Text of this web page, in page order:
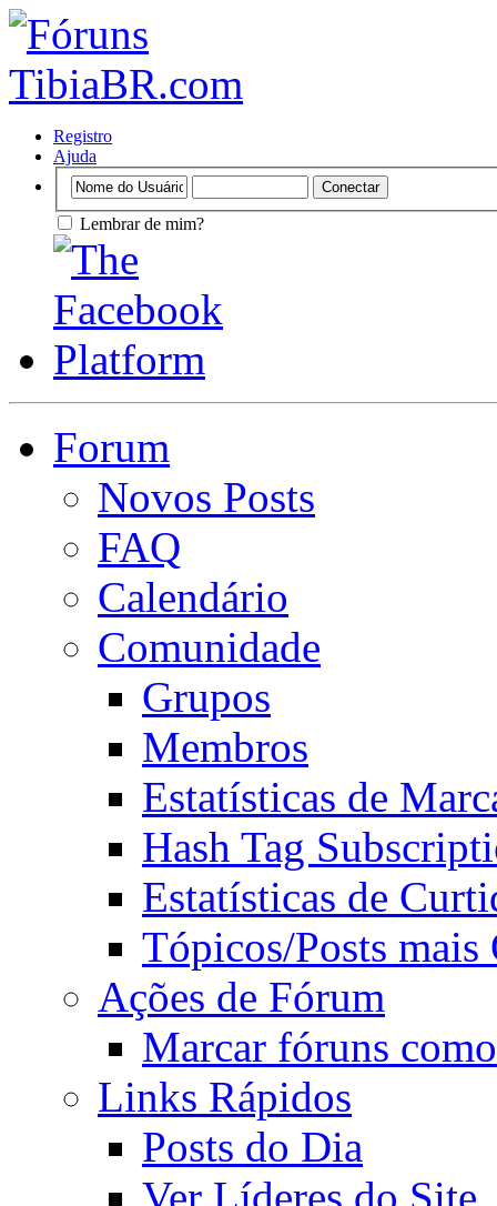
Registro
Ajuda
Lembrar de mim?
Forum
Novos Posts
FAQ
Calendário
Comunidade
Grupos
Membros
Estatísticas de
Hash Tag
Estatísticas de
Tópicos/Posts mais
Ações de Fórum
Marcar fóruns
Links Rápidos
Posts do Dia
Ver Líderes do Site